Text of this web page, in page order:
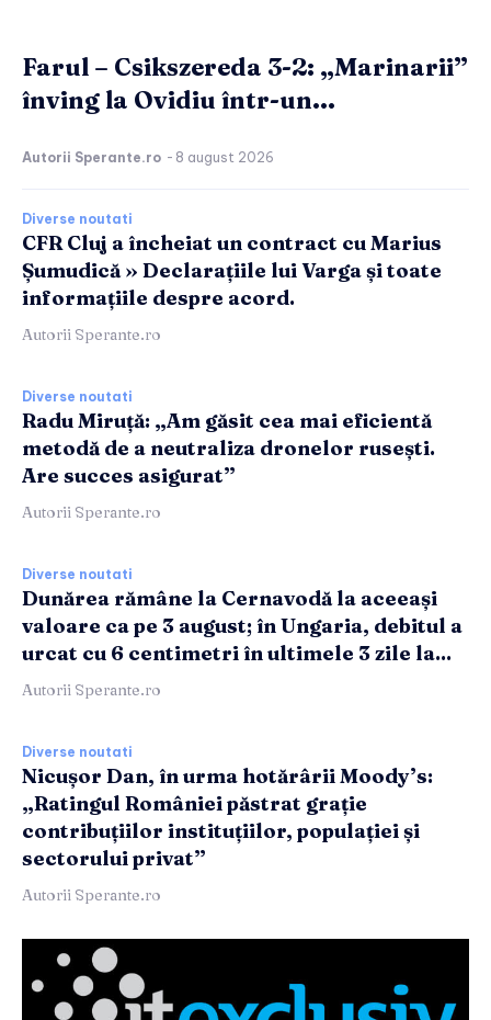
Farul – Csikszereda 3-2: „Marinarii”
înving la Ovidiu într-un...
Autorii Sperante.ro - 8 august 2026
Diverse noutati
CFR Cluj a încheiat un contract cu Marius
Șumudică » Declarațiile lui Varga și toate
informațiile despre acord.
Autorii Sperante.ro
Diverse noutati
Radu Miruță: „Am găsit cea mai eficientă
metodă de a neutraliza dronelor rusești.
Are succes asigurat”
Autorii Sperante.ro
Diverse noutati
Dunărea rămâne la Cernavodă la aceeași
valoare ca pe 3 august; în Ungaria, debitul a
urcat cu 6 centimetri în ultimele 3 zile la...
Autorii Sperante.ro
Diverse noutati
Nicușor Dan, în urma hotărârii Moody’s:
„Ratingul României păstrat grație
contribuțiilor instituțiilor, populației și
sectorului privat”
Autorii Sperante.ro